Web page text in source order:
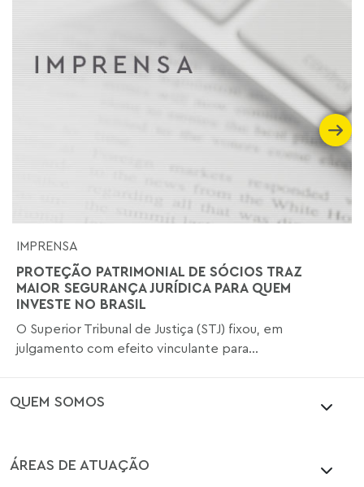
IMPRENSA
PROTEÇÃO PATRIMONIAL DE SÓCIOS TRAZ
MAIOR SEGURANÇA JURÍDICA PARA QUEM
INVESTE NO BRASIL
O Superior Tribunal de Justiça (STJ) fixou, em
julgamento com efeito vinculante para...
QUEM SOMOS
ÁREAS DE ATUAÇÃO